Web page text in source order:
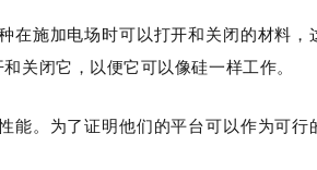
在施加电场时可以打开和关闭的材料，
关闭它，以便它可以像硅一样工作。
能。为了证明他们的平台可以作为可行